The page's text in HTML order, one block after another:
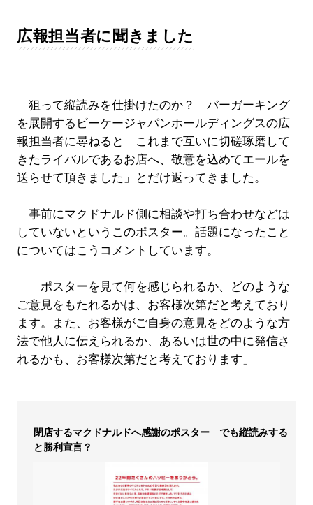
広報担当者に聞きました
狙って縦読みを仕掛けたのか？ バーガーキング
を展開するビーケージャパンホールディングスの広
報担当者に尋ねると「これまで互いに切磋琢磨して
きたライバルであるお店へ、敬意を込めてエールを
送らせて頂きました」とだけ返ってきました。
事前にマクドナルド側に相談や打ち合わせなどは
していないというこのポスター。話題になったこと
についてはこうコメントしています。
「ポスターを見て何を感じられるか、どのような
ご意見をもたれるかは、お客様次第だと考えており
ます。また、お客様がご自身の意見をどのような方
法で他人に伝えられるか、あるいは世の中に発信さ
れるかも、お客様次第だと考えております」
閉店するマクドナルドへ感謝のポスター でも縦読みする
と勝利宣言？